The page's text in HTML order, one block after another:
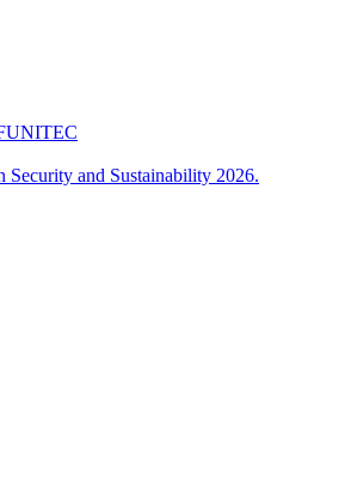
and Sustainability 2026.